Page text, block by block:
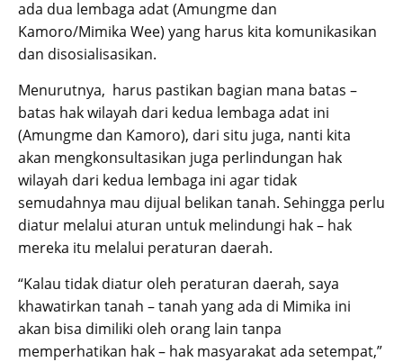
ada dua lembaga adat (Amungme dan
Kamoro/Mimika Wee) yang harus kita komunikasikan
dan disosialisasikan.
Menurutnya, harus pastikan bagian mana batas –
batas hak wilayah dari kedua lembaga adat ini
(Amungme dan Kamoro), dari situ juga, nanti kita
akan mengkonsultasikan juga perlindungan hak
wilayah dari kedua lembaga ini agar tidak
semudahnya mau dijual belikan tanah. Sehingga perlu
diatur melalui aturan untuk melindungi hak – hak
mereka itu melalui peraturan daerah.
“Kalau tidak diatur oleh peraturan daerah, saya
khawatirkan tanah – tanah yang ada di Mimika ini
akan bisa dimiliki oleh orang lain tanpa
memperhatikan hak – hak masyarakat ada setempat,”